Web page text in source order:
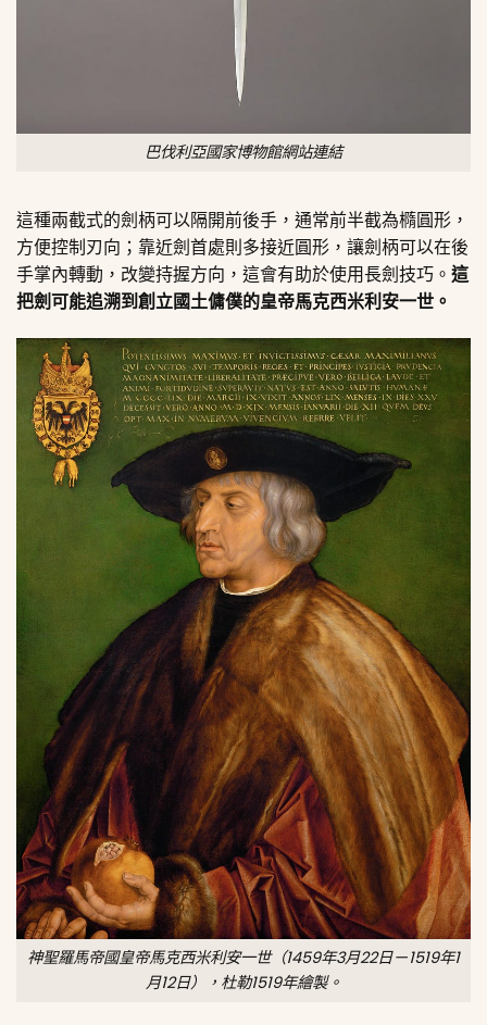
巴伐利亞國家博物館網站連結
這種兩截式的劍柄可以隔開前後手，通常前半截為橢圓形，
方便控制刃向；靠近劍首處則多接近圓形，讓劍柄可以在後
手掌內轉動，改變持握方向，這會有助於使用長劍技巧。 這
把劍可能追溯到創立國土傭僕的皇帝馬克西米利安一世。
神聖羅馬帝國皇帝馬克西米利安一世（1459年3月22日 — 1519年1
月12日），杜勒1519年繪製。